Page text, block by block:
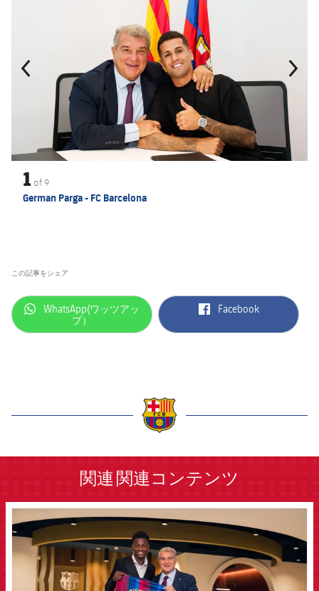
1 of9
German Parga - FC Barcelona
この記事をシェア
label.aria.whatsapp
WhatsApp(ワッツアッ
プ）
label.aria.facebook
Facebook
関連 関連コンテンツ
FCB Barcelona badge